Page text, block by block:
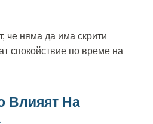
че няма да има скрити
спокойствие по време на
Влияят На